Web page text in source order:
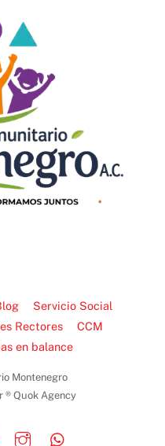
Servicio Social
Rectores
CCM
en balance
Montenegro
® Quok Agency
TikTok